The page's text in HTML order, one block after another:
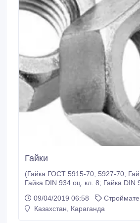
Гайки
(Гайка ГОСТ 5915-70, 5927-70; Гайка DIN 934 оц.;
Гайка DIN 934 оц. кл. 8; Гайка DIN 934 10.9 без
кл 10; Гайка с нейлоновым кольцом DIN 985; Гайка
шестигранная с фланцем DIN6923; Гайка
09/04/2019 06:58
Казахстан, Караганда